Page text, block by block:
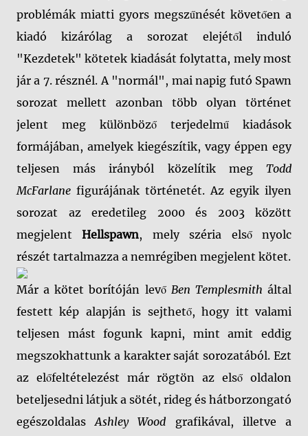
problémák miatti gyors megszűnését követően a
kiadó kizárólag a sorozat elejétől induló
"Kezdetek" kötetek kiadását folytatta, mely most
jár a 7. résznél. A "normál", mai napig futó Spawn
sorozat mellett azonban több olyan történet
jelent meg különböző terjedelmű kiadások
formájában, amelyek kiegészítik, vagy éppen egy
teljesen más irányból közelítik meg Todd
McFarlane figurájának történetét. Az egyik ilyen
sorozat az eredetileg 2000 és 2003 között
megjelentHellspawn, mely széria első nyolc
részét tartalmazza a nemrégiben megjelent kötet.
Már a kötet borítóján levő Ben Templesmith által
festett kép alapján is sejthető, hogy itt valami
teljesen mást fogunk kapni, mint amit eddig
megszokhattunk a karakter saját sorozatából. Ezt
az előfeltételezést már rögtön az első oldalon
beteljesedni látjuk a sötét, rideg és hátborzongató
egészoldalasAshley Wood grafikával, illetve a